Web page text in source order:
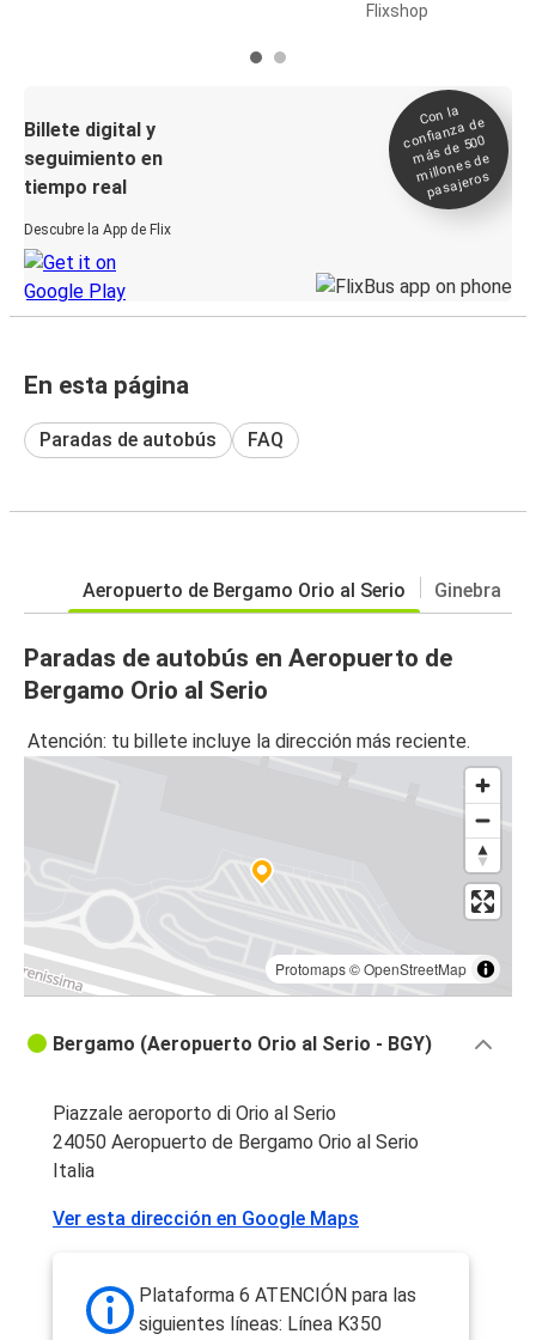
Flixshop
Billete digital y
seguimiento en
tiempo real
Descubre la App de Flix
Con la
confianza de
más de 500
millones de
pasajeros
En esta página
Paradas de autobús FAQ
Aeropuerto de Bergamo Orio al Serio Ginebra
Paradas de autobús en Aeropuerto de
Bergamo Orio al Serio
Atención: tu billete incluye la dirección más reciente.
Protomaps©OpenStreetMap
Bergamo (Aeropuerto Orio al Serio - BGY)
Piazzale aeroporto di Orio al Serio
24050 Aeropuerto de Bergamo Orio al Serio
Italia
Ver esta dirección en Google Maps
Plataforma 6 ATENCIÓN para las
siguientes líneas: Línea K350